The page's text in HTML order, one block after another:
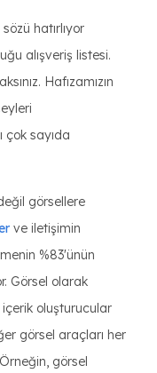
hatırlıyor
alışveriş listesi.
Hafızamızın
çok sayıda
görsellere
ve iletişimin
%83'ünün
Görsel olarak
oluşturucular
görsel araçları her
görsel